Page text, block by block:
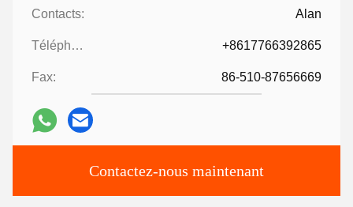
Contacts: Alan
Téléphone: +8617766392865
Fax: 86-510-87656669
Contactez-nous maintenant